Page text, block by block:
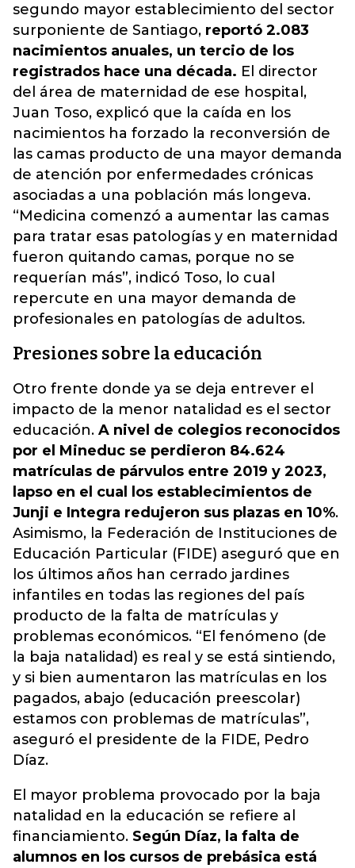
segundo mayor establecimiento del sector
surponiente de Santiago, reportó 2.083
nacimientos anuales, un tercio de los
registrados hace una década. El director
del área de maternidad de ese hospital,
Juan Toso, explicó que la caída en los
nacimientos ha forzado la reconversión de
las camas producto de una mayor demanda
de atención por enfermedades crónicas
asociadas a una población más longeva.
“Medicina comenzó a aumentar las camas
para tratar esas patologías y en maternidad
fueron quitando camas, porque no se
requerían más”, indicó Toso, lo cual
repercute en una mayor demanda de
profesionales en patologías de adultos.
Presiones sobre la educación
Otro frente donde ya se deja entrever el
impacto de la menor natalidad es el sector
educación. A nivel de colegios reconocidos
por el Mineduc se perdieron 84.624
matrículas de párvulos entre 2019 y 2023,
lapso en el cual los establecimientos de
Junji e Integra redujeron sus plazas en 10%.
Asimismo, la Federación de Instituciones de
Educación Particular (FIDE) aseguró que en
los últimos años han cerrado jardines
infantiles en todas las regiones del país
producto de la falta de matrículas y
problemas económicos. “El fenómeno (de
la baja natalidad) es real y se está sintiendo,
y si bien aumentaron las matrículas en los
pagados, abajo (educación preescolar)
estamos con problemas de matrículas”,
aseguró el presidente de la FIDE, Pedro
Díaz.
El mayor problema provocado por la baja
natalidad en la educación se refiere al
financiamiento. Según Díaz, la falta de
alumnos en los cursos de prebásica está